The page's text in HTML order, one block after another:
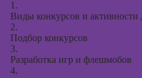
1.
Виды конкурсов и активности
2.
Подбор конкурсов
3.
Разработка игр и флешмобов
4.